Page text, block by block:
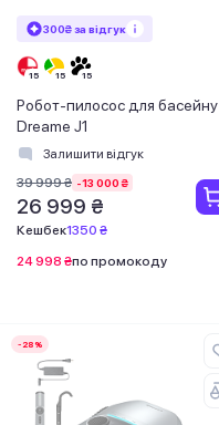
300₴ за відгук
Робот-пилосос для басейну
Dreame J1
Залишити відгук
39 999 ₴ -13 000 ₴
26 999 ₴
Кешбек1350 ₴
24 998 ₴по промокоду
-28%